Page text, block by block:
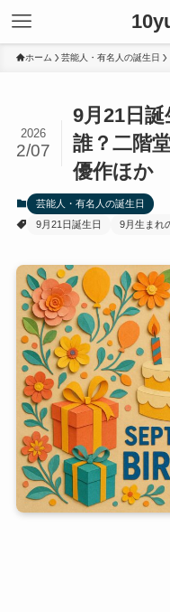
ホーム 芸能人・有名人の誕生日
9月21日
誰？二階
優作ほか
2026
2/07
芸能人・有名人の誕生日
9月21日誕生日
9月生まれ